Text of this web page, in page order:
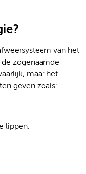
van het
zogenaamde
maar het
geven zoals:
lippen.